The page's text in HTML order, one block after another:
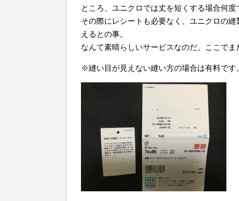
ところ、ユニクロでは丈を短くする場合何度
その際にレシートも必要なく、ユニクロの
えるとの事。
なんて素晴らしいサービスなのだ。ここでま
※縫い目が見えない縫い方の場合は有料です